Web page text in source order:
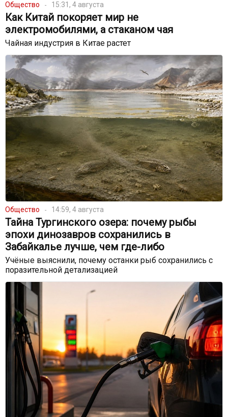
Общество 15:31, 4 августа
Как Китай покоряет мир не
электромобилями, а стаканом чая
Чайная индустрия в Китае растет
Общество 14:59, 4 августа
Тайна Тургинского озера: почему рыбы
эпохи динозавров сохранились в
Забайкалье лучше, чем где-либо
Учёные выяснили, почему останки рыб сохранились с
поразительной детализацией